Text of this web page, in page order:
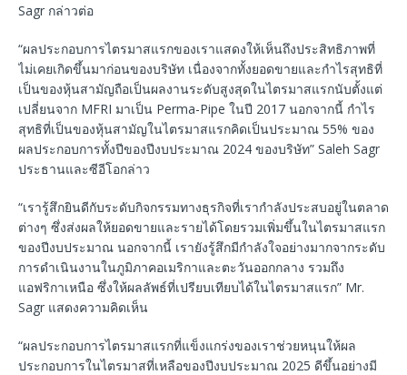
Sagr กล่าวต่อ
“ผลประกอบการไตรมาสแรกของเราแสดงให้เห็นถึงประสิทธิภาพที่
ไม่เคยเกิดขึ้นมาก่อนของบริษัท เนื่องจากทั้งยอดขายและกำไรสุทธิที่
เป็นของหุ้นสามัญถือเป็นผลงานระดับสูงสุดในไตรมาสแรกนับตั้งแต่
เปลี่ยนจาก MFRI มาเป็น Perma-Pipe ในปี 2017 นอกจากนี้ กำไร
สุทธิที่เป็นของหุ้นสามัญในไตรมาสแรกคิดเป็นประมาณ 55% ของ
ผลประกอบการทั้งปีของปีงบประมาณ 2024 ของบริษัท” Saleh Sagr
ประธานและซีอีโอกล่าว
“เรารู้สึกยินดีกับระดับกิจกรรมทางธุรกิจที่เรากำลังประสบอยู่ในตลาด
ต่างๆ ซึ่งส่งผลให้ยอดขายและรายได้โดยรวมเพิ่มขึ้นในไตรมาสแรก
ของปีงบประมาณ นอกจากนี้ เรายังรู้สึกมีกำลังใจอย่างมากจากระดับ
การดำเนินงานในภูมิภาคอเมริกาและตะวันออกกลาง รวมถึง
แอฟริกาเหนือ ซึ่งให้ผลลัพธ์ที่เปรียบเทียบได้ในไตรมาสแรก” Mr.
Sagr แสดงความคิดเห็น
“ผลประกอบการไตรมาสแรกที่แข็งแกร่งของเราช่วยหนุนให้ผล
ประกอบการในไตรมาสที่เหลือของปีงบประมาณ 2025 ดีขึ้นอย่างมี